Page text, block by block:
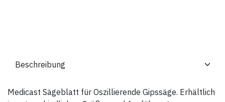
Medicast Sägeblatt für Oszillierende Gipssäge. Erhältlich